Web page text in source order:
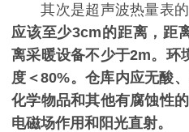
其次是超声波热量表的
应该至少3cm的距离，距
离采暖设备不少于2m。
度＜80%。仓库内应无酸
化学物品和其他有腐蚀性
电磁场作用和阳光直射。